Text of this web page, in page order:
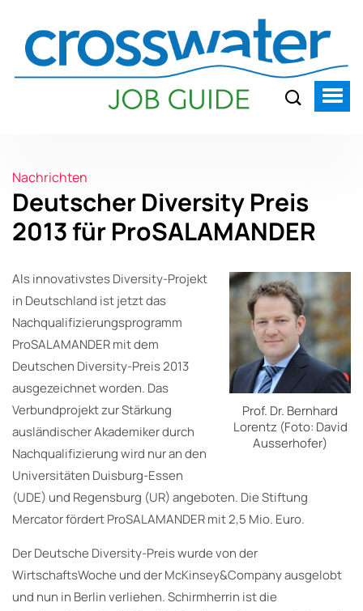
Nachrichten
Deutscher Diversity Preis
2013 für ProSALAMANDER
Prof. Dr. Bernhard
Lorentz (Foto: David
Ausserhofer)
Als innovativstes Diversity-Projekt
in Deutschland ist jetzt das
Nachqualifizierungsprogramm
ProSALAMANDER mit dem
Deutschen Diversity-Preis 2013
ausgezeichnet worden. Das
Verbundprojekt zur Stärkung
ausländischer Akademiker durch
Nachqualifizierung wird nur an den
Universitäten Duisburg-Essen
(UDE) und Regensburg (UR) angeboten. Die Stiftung
Mercator fördert ProSALAMANDER mit 2,5 Mio. Euro.
Der Deutsche Diversity-Preis wurde von der
WirtschaftsWoche und der McKinsey&Company ausgelobt
und nun in Berlin verliehen. Schirmherrin ist die